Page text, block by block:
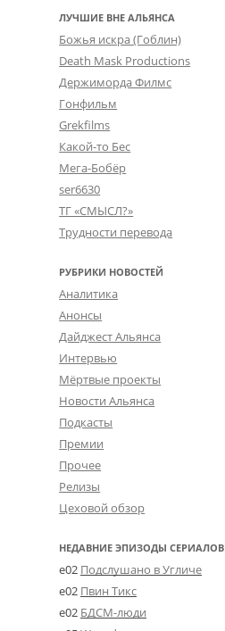
ЛУЧШИЕ ВНЕ АЛЬЯНСА
Божья искра (Гоблин)
Death Mask Productions
Держиморда Филмс
Гонфильм
Grekfilms
Какой-то Бес
Мега-Бобёр
ser6630
ТГ «СМЫСЛ?»
Трудности перевода
РУБРИКИ НОВОСТЕЙ
Аналитика
Анонсы
Дайджест Альянса
Интервью
Мёртвые проекты
Новости Альянса
Подкасты
Премии
Прочее
Релизы
Цеховой обзор
НЕДАВНИЕ ЭПИЗОДЫ СЕРИАЛОВ
e02 Подслушано в Угличе
e02 Пвин Тикс
e02 БДСМ-люди